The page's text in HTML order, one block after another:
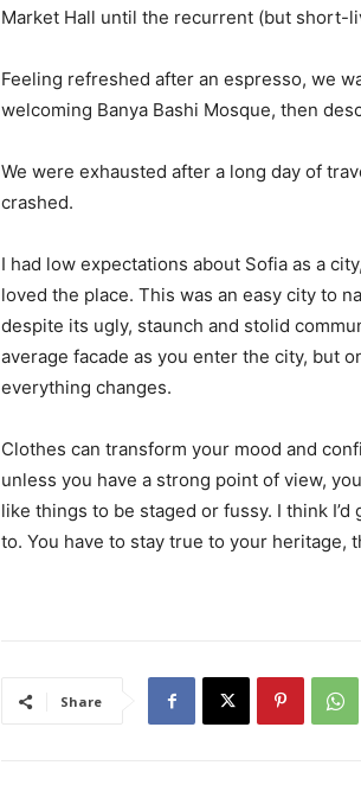
Market Hall until the recurrent (but short-
Feeling refreshed after an espresso, we
welcoming Banya Bashi Mosque, then
We were exhausted after a long day of
crashed.
I had low expectations about Sofia as a
loved the place. This was an easy city to
despite its ugly, staunch and stolid
average facade as you enter the city, but
everything changes.
Clothes can transform your mood and
unless you have a strong point of view,
like things to be staged or fussy. I think I’d
to. You have to stay true to your heritage,
Share